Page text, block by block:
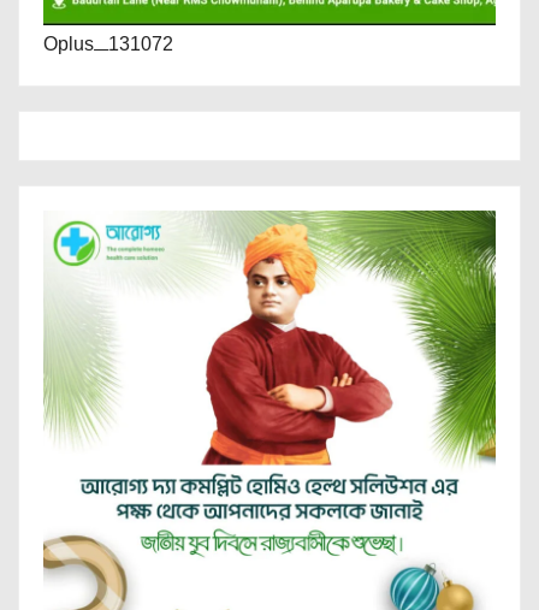
Oplus_131072